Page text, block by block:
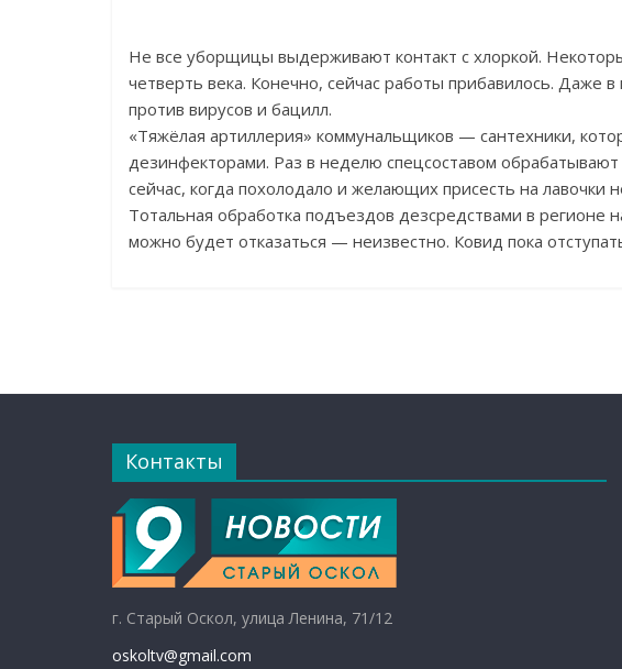
Не все уборщицы выдерживают контакт с хлоркой.
четверть века. Конечно, сейчас работы прибавилось. Даже
против вирусов и бацилл.
«Тяжёлая артиллерия» коммунальщиков — сантехники,
дезинфекторами. Раз в неделю спецсоставом
сейчас, когда похолодало и желающих присесть на лавочки
Тотальная обработка подъездов дезсредствами в регионе
можно будет отказаться — неизвестно. Ковид пока
Контакты
г. Старый Оскол, улица Ленина, 71/12
oskoltv@gmail.com